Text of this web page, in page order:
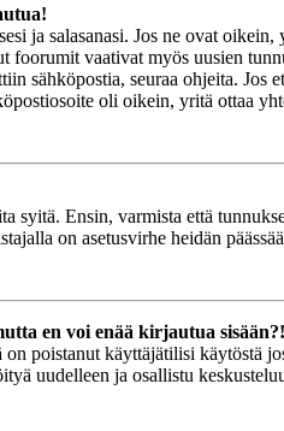
ja salasanasi. Jos ne ovat
foorumit vaativat myös uusien
sähköpostia, seuraa ohjeita. Jos
oli oikein, yritä ottaa
syitä. Ensin, varmista että
on asetusvirhe heidän
en voi enää kirjautua sisään?!
poistanut käyttäjätilisi käytöstä
uudelleen ja osallistu